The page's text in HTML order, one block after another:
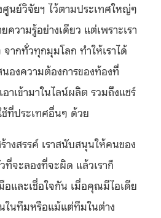
นย์วิจัยฯ ไว้ตามประเทศใหญ่ๆ
ความรู้อย่างเดียว แต่เพราะเรา
ากทั่วทุกมุมโลก ทำให้เราได้
องความต้องการของท้องที่
าเข้ามาในไลน์ผลิต รวมถึงแชร์
ที่ประเทศอื่นๆ ด้วย
งสรรค์ เราสนับสนุนให้คนของ
ที่จะลองที่จะผิด แล้วเราก็
และเชื่อใจกัน เมื่อคุณมีไอเดีย
ในทีมหรือแม้แต่ทีมในต่าง